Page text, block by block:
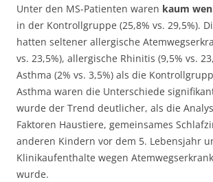
Unter den MS-Patienten waren kaum
in der Kontrollgruppe (25,8% vs. 29,5%).
hatten seltener allergische
vs. 23,5%), allergische Rhinitis (9,5% vs.
Asthma (2% vs. 3,5%) als die
Asthma waren die Unterschiede
wurde der Trend deutlicher, als die
Faktoren Haustiere, gemeinsames
anderen Kindern vor dem 5. Lebensjahr
Klinikaufenthalte wegen
wurde.